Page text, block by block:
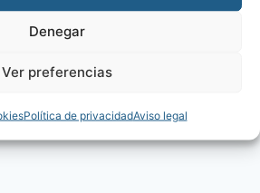
Denegar
Ver preferencias
Política de privacidadAviso legal